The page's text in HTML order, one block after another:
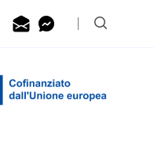
Contattaci via
Contattaci
Cerca